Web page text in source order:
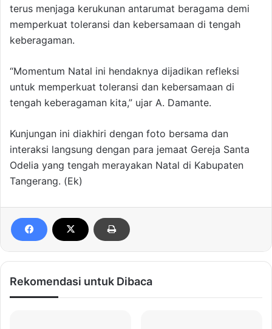
terus menjaga kerukunan antarumat beragama demi
memperkuat toleransi dan kebersamaan di tengah
keberagaman.
“Momentum Natal ini hendaknya dijadikan refleksi
untuk memperkuat toleransi dan kebersamaan di
tengah keberagaman kita,” ujar A. Damante.
Kunjungan ini diakhiri dengan foto bersama dan
interaksi langsung dengan para jemaat Gereja Santa
Odelia yang tengah merayakan Natal di Kabupaten
Tangerang. (Ek)
Rekomendasi untuk Dibaca